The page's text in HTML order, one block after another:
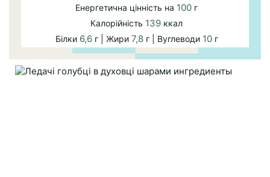
Енергетична цінність на 100 г
Калорійність 139 ккал
Білки 6,6г | Жири 7,8г | Вуглеводи 10г